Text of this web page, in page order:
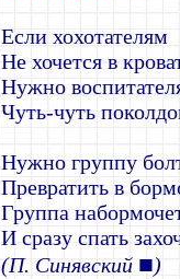
Если хохотателям
Не хочется в
Нужно
Чуть-чуть
Нужно группу
Превратить в
Группа
И сразу спать
(П. Синявский ■)